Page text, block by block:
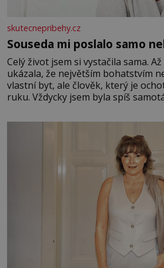
skutecnepribehy.cz
Souseda mi poslalo samo
Celý život jsem si vystačila sama.
ukázala, že největším bohatstvím
vlastní byt, ale člověk, který je
ruku. Vždycky jsem byla spíš
mi knihy, práce a hlavně klid. Hned